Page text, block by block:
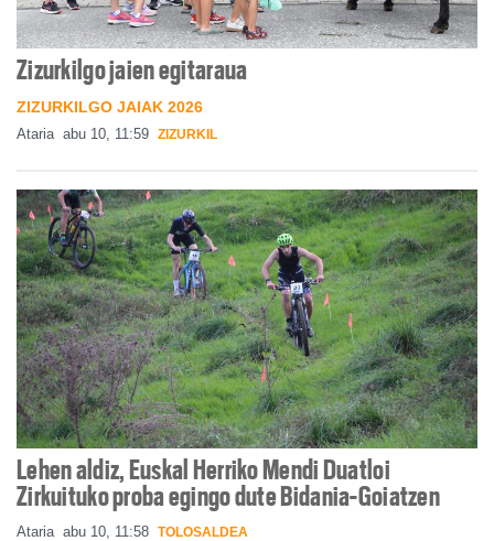
Zizurkilgo jaien egitaraua
ZIZURKILGO JAIAK 2026
Ataria abu 10, 11:59 ZIZURKIL
Lehen aldiz, Euskal Herriko Mendi Duatloi
Zirkuituko proba egingo dute Bidania-Goiatzen
Ataria abu 10, 11:58 TOLOSALDEA